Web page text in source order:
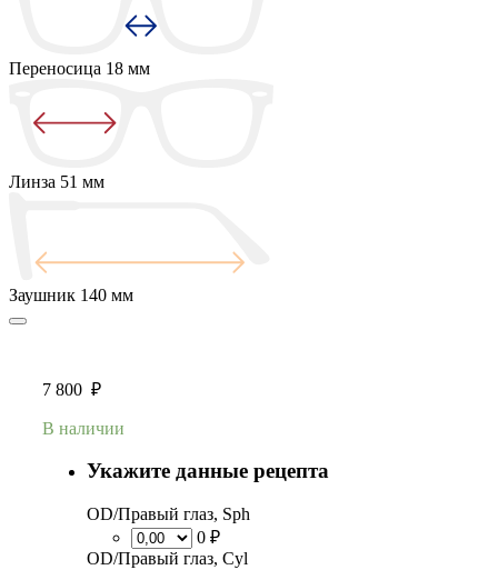
Переносица 18 мм
Линза 51 мм
Заушник 140 мм
7 800 ₽
В наличии
Укажите данные рецепта
OD/Правый глаз, Sph
0 ₽
OD/Правый глаз, Cyl